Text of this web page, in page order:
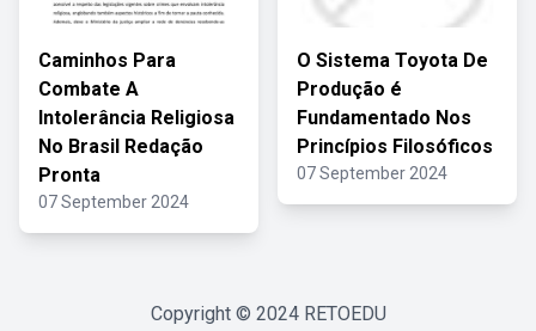
Caminhos Para
Combate A
Intolerância Religiosa
No Brasil Redação
Pronta
07 September 2024
O Sistema Toyota De
Produção é
Fundamentado Nos
Princípios Filosóficos
07 September 2024
Copyright © 2024 RETOEDU